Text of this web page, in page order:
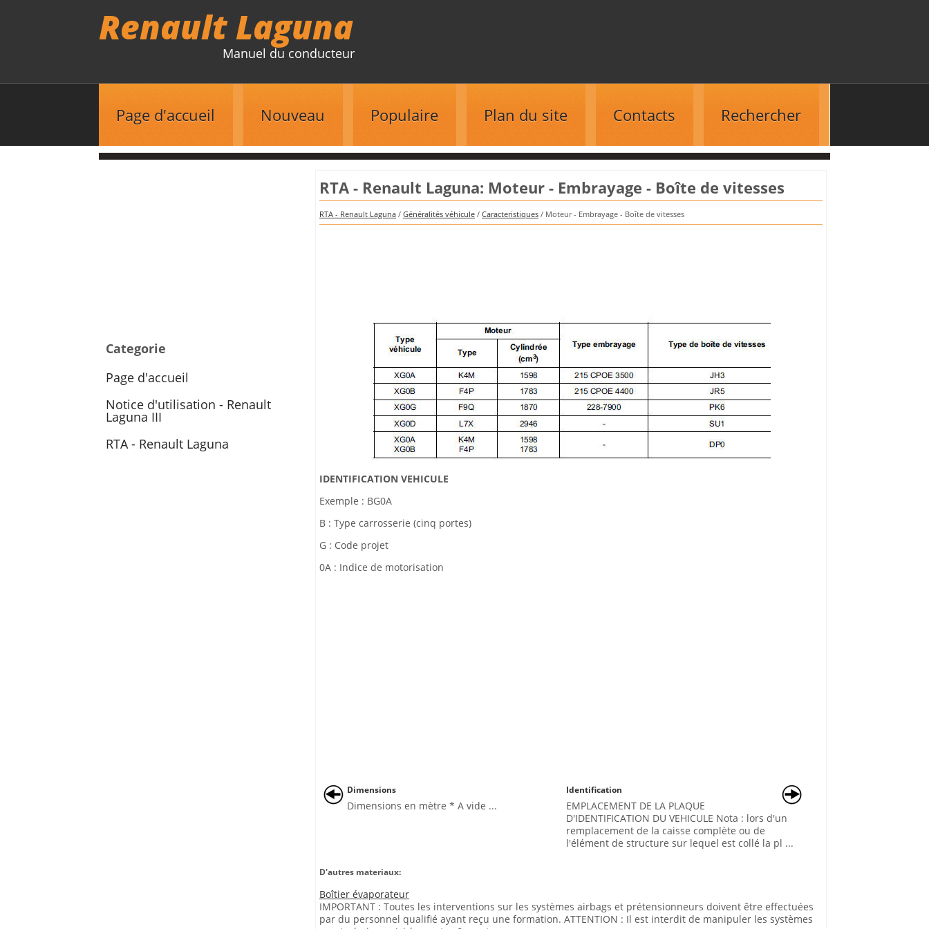
Renault Laguna
Manuel du conducteur
Page d'accueil Nouveau Populaire Plan du site Contacts Rechercher
RTA - Renault Laguna: Moteur - Embrayage - Boîte de vitesses
RTA - Renault Laguna / Généralités véhicule / Caracteristiques / Moteur - Embrayage - Boîte de vitesses
IDENTIFICATION VEHICULE
Exemple : BG0A
B : Type carrosserie (cinq portes)
G : Code projet
0A : Indice de motorisation
Dimensions
Dimensions en mètre * A vide ...
Identification
EMPLACEMENT DE LA PLAQUE
D'IDENTIFICATION DU VEHICULE Nota : lors d'un
remplacement de la caisse complète ou de
l'élément de structure sur lequel est collé la pl ...
D'autres materiaux:
Boîtier évaporateur
IMPORTANT : Toutes les interventions sur les systèmes airbags et prétensionneurs doivent être effectuées
par du personnel qualifié ayant reçu une formation. ATTENTION : Il est interdit de manipuler les systèmes
Categorie
Page d'accueil
Notice d'utilisation - Renault
Laguna III
RTA - Renault Laguna